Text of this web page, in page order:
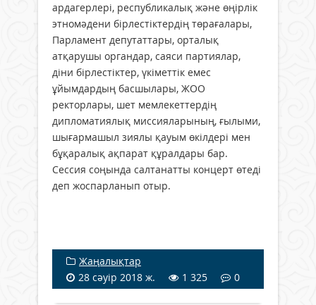
ардагерлері, республикалық және өңірлік
этномәдени бірлестіктердің төрағалары,
Парламент депутаттары, орталық
атқарушы органдар, саяси партиялар,
діни бірлестіктер, үкіметтік емес
ұйымдардың басшылары, ЖОО
ректорлары, шет мемлекеттердің
дипломатиялық миссияларының, ғылыми,
шығармашыл зиялы қауым өкiлдерi мен
бұқаралық ақпарат құралдары бар.
Сессия соңында салтанатты концерт өтедi
деп жоспарланып отыр.
Жаңалықтар
28 сәуір 2018 ж.
1 325 0